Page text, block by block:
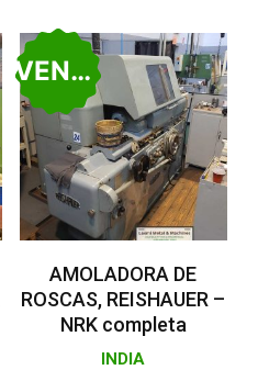
VENDIDO
AMOLADORA DE
ROSCAS, REISHAUER –
NRK completa
INDIA